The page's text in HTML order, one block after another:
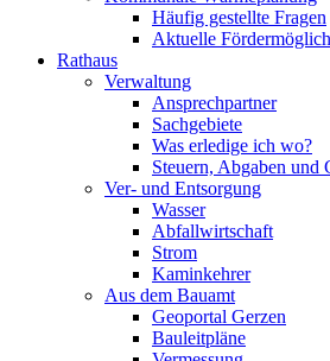
Häufig gestellte Fragen
Aktuelle
Rathaus
Verwaltung
Ansprechpartner
Sachgebiete
Was erledige ich wo?
Steuern, Abgaben und
Ver- und Entsorgung
Wasser
Abfallwirtschaft
Strom
Kaminkehrer
Aus dem Bauamt
Geoportal Gerzen
Bauleitpläne